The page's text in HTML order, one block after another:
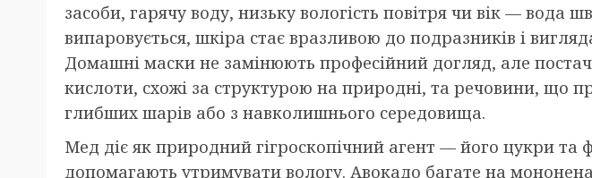
засоби, гарячу воду, низьку вологість повітря чи вік — вода
випаровується, шкіра стає вразливою до подразників і
Домашні маски не замінюють професійний догляд, але
кислоти, схожі за структурою на природні, та речовини, що
глибших шарів або з навколишнього середовища.
Мед діє як природний гігроскопічний агент — його цукри та
допомагають утримувати вологу. Авокадо багате на